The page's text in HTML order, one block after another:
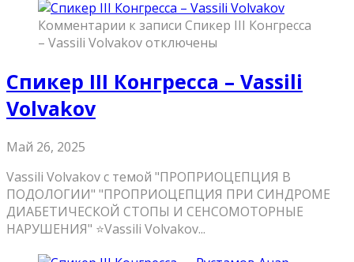
Комментарии к записи Спикер III Конгресса
– Vassili Volvakovотключены
Спикер III Конгресса – Vassili
Volvakov
Май 26, 2025
Vassili Volvakov с темой "ПРОПРИОЦЕПЦИЯ В
ПОДОЛОГИИ" "ПРОПРИОЦЕПЦИЯ ПРИ СИНДРОМЕ
ДИАБЕТИЧЕСКОЙ СТОПЫ И СЕНСОМОТОРНЫЕ
НАРУШЕНИЯ" ⭐️Vassili Volvakov...